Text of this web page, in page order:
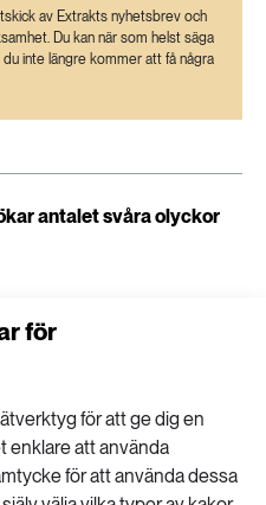
för
för att ge dig en
enklare att använda
för att använda dessa
av Extrakts nyhetsbrev och
Du kan när som helst säga
inte längre kommer att få några
antalet svåra olyckor
tak kan bli framtidens
inga grönsaker”